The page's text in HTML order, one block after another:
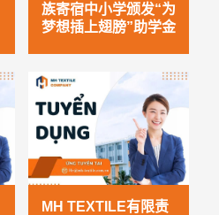
族寄宿中小学颁发“为
梦想插上翅膀”助学金
MH TEXTILE有限责